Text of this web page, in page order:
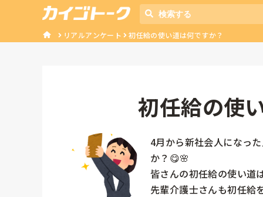
リアルアンケート 初任給の使い道は何ですか？
初任給の使
4月から新社会人になっ
か？😋🌸
皆さんの初任給の使い道
先輩介護士さんも初任給